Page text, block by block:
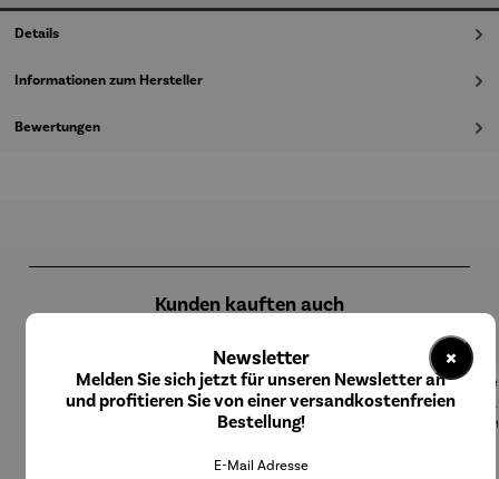
Details
Informationen zum Hersteller
Bewertungen
Kunden kauften auch
10% gespartRabatt10% gespartRabatt 10% gespartRabatt
×
Newsletter
Melden Sie sich jetzt für unseren Newsletter an
und profitieren Sie von einer versandkostenfreien
Bestellung!
E-Mail Adresse